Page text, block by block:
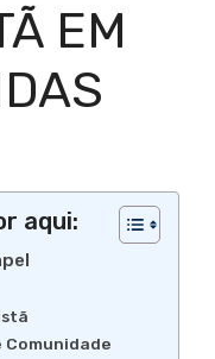
EM
aqui:
Comunidade